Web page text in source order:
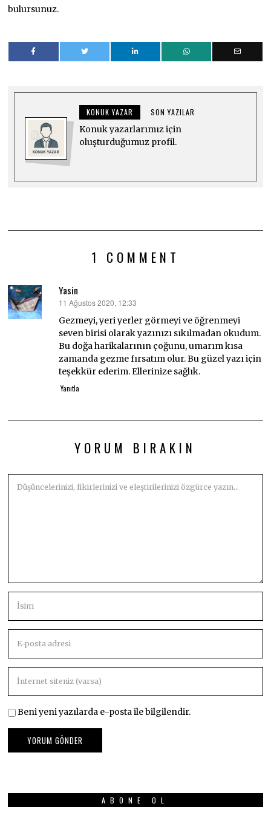
bulursunuz.
KONUK YAZAR SON YAZILAR
Konuk yazarlarımız için
oluşturduğumuz profil.
1 COMMENT
Yasin
dedi
ki:
11 Ağustos 2020, 12:33
Gezmeyi, yeri yerler görmeyi ve öğrenmeyi
seven birisi olarak yazınızı sıkılmadan okudum.
Bu doğa harikalarının çoğunu, umarım kısa
zamanda gezme fırsatım olur. Bu güzel yazı için
teşekkür ederim. Ellerinize sağlık.
Yanıtla
YORUM BIRAKIN
Beni yeni yazılarda e-posta ile bilgilendir.
ABONE OL